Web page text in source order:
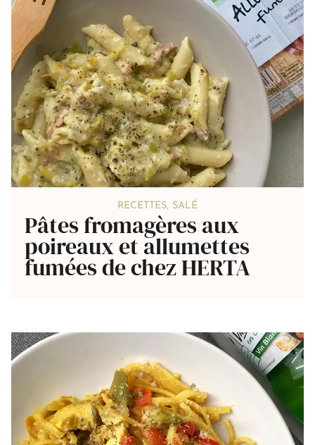
RECETTES, SALÉ
Pâtes fromagères aux
poireaux et allumettes
fumées de chez HERTA